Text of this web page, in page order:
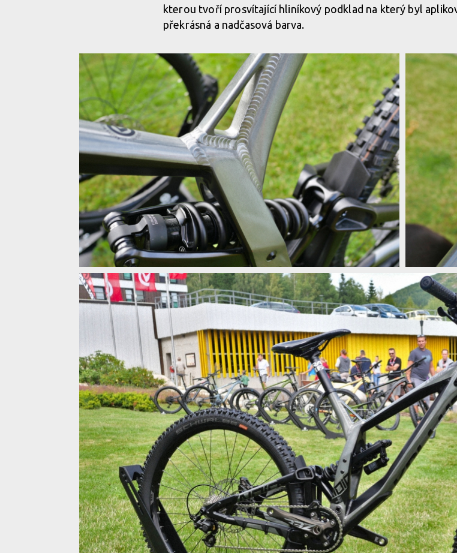
Kellys s motorem GX Ultimate
Kellys s motorem GX Ultimate
Kellys s motorem GX Ultimate
kterou tvoří prosvítající hliníkový podklad na který byl
překrásná a nadčasová barva.
Kellys a stříbrná barva s kouřovým nádechem
Kellys a stříbrná barva s kouřovým nádechem
Kellys a stříbrná barva s kouřovým nádechem
Kellys a stříbrná barva s kouřovým nádechem
Kellys a stříbrná barva s kouřovým nádechem
Kellys a stříbrná barva s kouřovým nádechem
Kellys a stříbrná barva s kouřovým nádechem
Kellys a
Kellys a
Kellys a
Kellys a
Kellys a
Kellys a
Kellys a